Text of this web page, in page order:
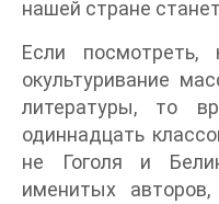
нашей стране
Если
окультуривание
литературы, то
одиннадцать
не Гоголя и
именитых